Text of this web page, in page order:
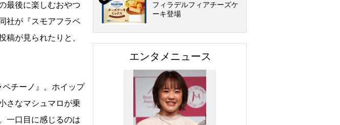
最後に楽しむおやつ
社が『スモアフラペ
稿が見られたりと、
チーノ』。ホイップ
さなマシュマロが乗
一口目に感じるのは
フィラデルフィアチーズケ
ーキ登場
エンタメニュース